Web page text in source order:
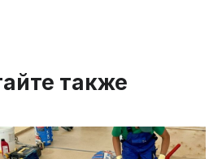
также